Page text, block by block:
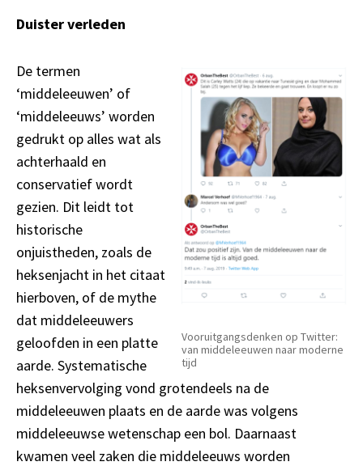
Duister verleden
Vooruitgangsdenken op Twitter:
van middeleeuwen naar moderne
tijd
De termen
‘middeleeuwen’ of
‘middeleeuws’ worden
gedrukt op alles wat als
achterhaald en
conservatief wordt
gezien. Dit leidt tot
historische
onjuistheden, zoals de
heksenjacht in het citaat
hierboven, of de mythe
dat middeleeuwers
geloofden in een platte
aarde. Systematische
heksenvervolging vond grotendeels na de
middeleeuwen plaats en de aarde was volgens
middeleeuwse wetenschap een bol. Daarnaast
kwamen veel zaken die middeleeuws worden